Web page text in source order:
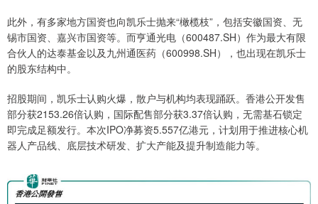
此外，有多家地方国资也向凯乐士抛来“橄榄枝”，包括安徽国资、无
锡市国资、嘉兴市国资等。而亨通光电（600487.SH）作为最大有限
合伙人的达泰基金以及九州通医药（600998.SH），也出现在凯乐士
的股东结构中。
招股期间，凯乐士认购火爆，散户与机构均表现踊跃。香港公开发售
部分获2153.26倍认购，国际配售部分获3.37倍认购，无需基石锁定
即完成足额发行。本次IPO净募资5.557亿港元，计划用于推进核心机
器人产品线、底层技术研发、扩大产能及提升制造能力等。